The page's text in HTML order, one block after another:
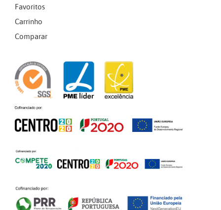
Favoritos
Carrinho
Comparar